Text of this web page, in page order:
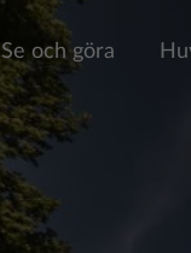
Se och göra